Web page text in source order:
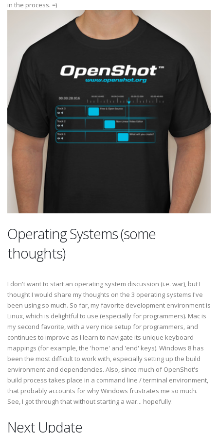
in the process. =)
Operating Systems (some
thoughts)
I don't want to start an operating system discussion (i.e. war), but I
thought I would share my thoughts on the 3 operating systems I've
been using so much. So far, my favorite development environment is
Linux, which is delightful to use (especially for programmers). Mac is
my second favorite, with a very nice setup for programmers, and
continues to improve as I learn to navigate its unique keyboard
mappings (for example, the 'home' and 'end' keys). Windows 8 has
been the most difficult to work with, especially setting up the build
environment and dependencies. Also, since much of OpenShot's
build process takes place in a command line / terminal environment,
that probably accounts for why Windows frustrates me so much.
See, I got through that without starting a war... hopefully.
Next Update